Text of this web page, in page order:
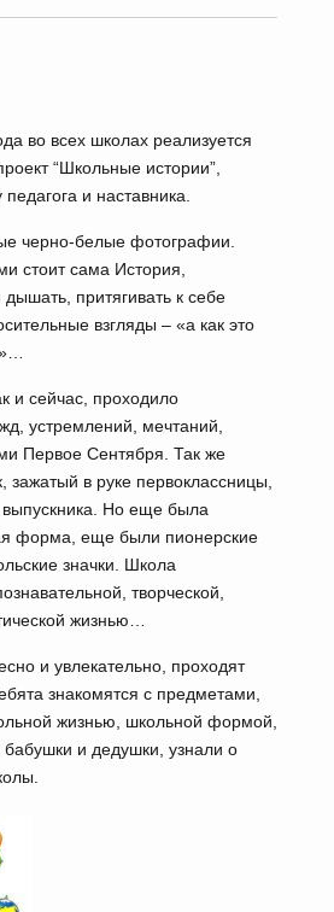
во всех школах реализуется
“Школьные истории”,
и наставника.
черно-белые фотографии.
стоит сама История,
притягивать к себе
взгляды – «а как это
и сейчас, проходило
устремлений, мечтаний,
Первое Сентября. Так же
зажатый в руке первоклассницы,
Но еще была
форма, еще были пионерские
значки. Школа
творческой,
жизнью…
и увлекательно, проходят
знакомятся с предметами,
жизнью, школьной формой,
бабушки и дедушки, узнали о